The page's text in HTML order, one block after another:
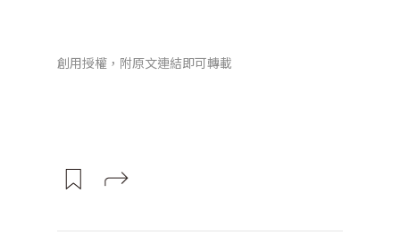
創用授權，附原文連結即可轉載